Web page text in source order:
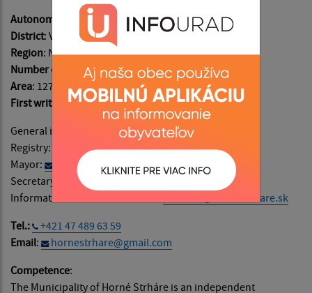
Autonomous regions of
: Banskobystrický
District: Veľký Krtíš​​​​​​​
Region: Novohrad
Number of inhabitants: 248
Area: 1278 ha
First written records: in the year 1243
General information:
info@hornestrhare.sk
Registry:
podatelna@hornestrhare.sk
Mayor:
starosta@hornestrhare.sk
Secretary:
sekretariat@hornestrhare.sk
Information on website content:
admin@hornestrhare.sk
Tel.:
+421 47 489 63 59
Email:
hornestrhare@gmail.com
Competence:
The Municipality of Horné Strháre is an independent